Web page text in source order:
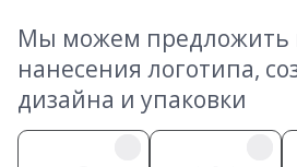
Мы можем предложить
нанесения логотипа,
дизайна и упаковки